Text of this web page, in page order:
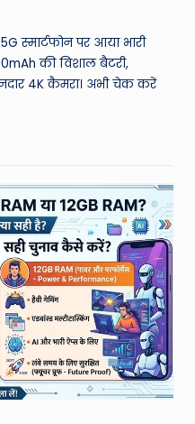
स्मार्टफोन पर आया भारी
की विशाल बैटरी,
4K कैमरा। अभी चेक करें